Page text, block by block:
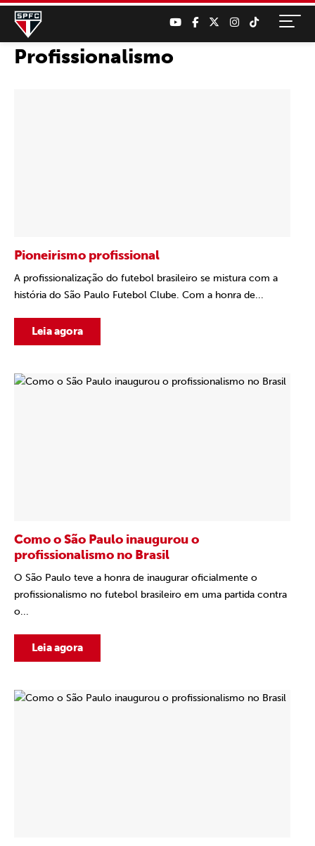
Profissionalismo
Pioneirismo profissional
A profissionalização do futebol brasileiro se mistura com a
história do São Paulo Futebol Clube. Com a honra de...
Leia agora
Como o São Paulo inaugurou o
profissionalismo no Brasil
O São Paulo teve a honra de inaugurar oficialmente o
profissionalismo no futebol brasileiro em uma partida contra
o...
Leia agora